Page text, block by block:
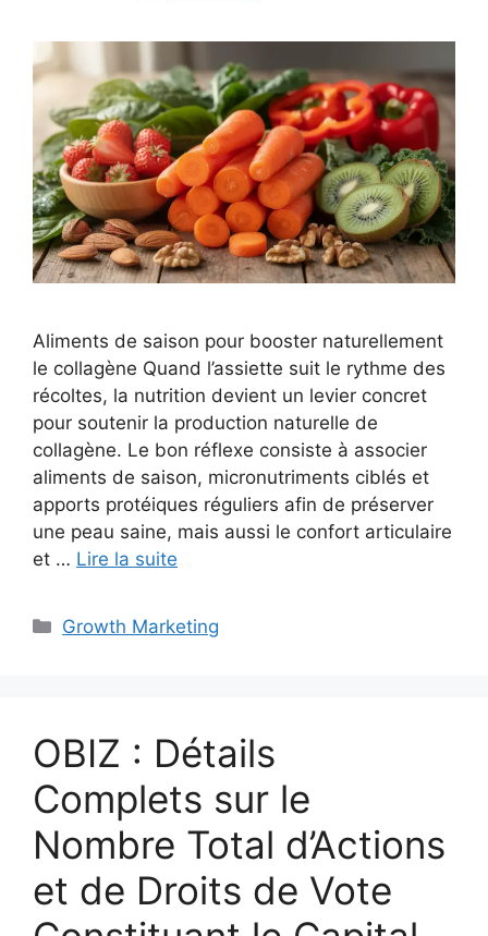
Aliments de saison pour booster naturellement
le collagène Quand l’assiette suit le rythme des
récoltes, la nutrition devient un levier concret
pour soutenir la production naturelle de
collagène. Le bon réflexe consiste à associer
aliments de saison, micronutriments ciblés et
apports protéiques réguliers afin de préserver
une peau saine, mais aussi le confort articulaire
et … Lire la suite
Catégories
Growth Marketing
OBIZ : Détails
Complets sur le
Nombre Total d’Actions
et de Droits de Vote